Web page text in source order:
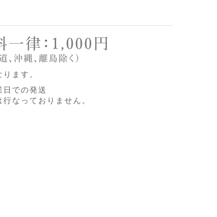
ます。
での発送
なっておりません。